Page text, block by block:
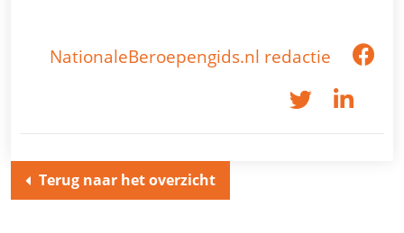
NationaleBeroepengids.nl redactie
Terug naar het overzicht